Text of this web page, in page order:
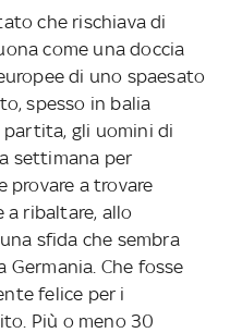
che rischiava di
come una doccia
di uno spaesato
spesso in balia
partita, gli uomini di
settimana per
provare a trovare
a ribaltare, allo
sfida che sembra
Che fosse
felice per i
Più o meno 30